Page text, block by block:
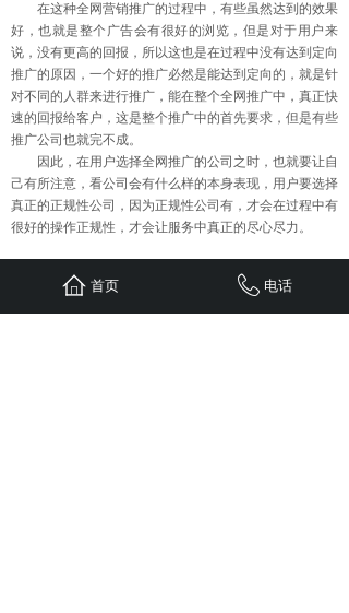
在这种全网营销推广的过程中，有些虽然达到的效果
好，也就是整个广告会有很好的浏览，但是对于用户来
说，没有更高的回报，所以这也是在过程中没有达到定向
推广的原因，一个好的推广必然是能达到定向的，就是针
对不同的人群来进行推广，能在整个全网推广中，真正快
速的回报给客户，这是整个推广中的首先要求，但是有些
推广公司也就完不成。
因此，在用户选择全网推广的公司之时，也就要让自
己有所注意，看公司会有什么样的本身表现，用户要选择
真正的正规性公司，因为正规性公司有，才会在过程中有
很好的操作正规性，才会让服务中真正的尽心尽力。
企业的网络营销优化如......
首页 电话